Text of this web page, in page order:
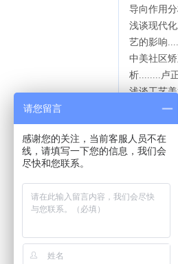
导向作用
浅谈现代
艺的影响
中美社区
析........ 卢
浅谈工艺
........
论数字时代
新发展的几
古丽·加拉
涵与演奏
深基坑工
析刘奂遐
期刊
请您留言
感谢您的关注，当前客服人员不在
线，请填写一下您的信息，我们会
尽快和您联系。